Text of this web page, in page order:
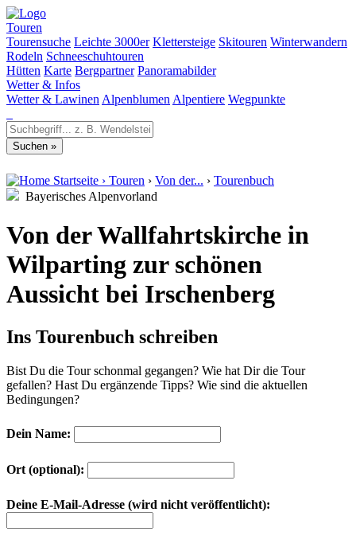
Touren
Tourensuche Leichte 3000er Klettersteige Skitouren Winterwandern
Rodeln Schneeschuhtouren
Hütten Karte Bergpartner Panoramabilder
Wetter & Infos
Wetter & Lawinen Alpenblumen Alpentiere Wegpunkte
Startseite › Touren › Von der... › Tourenbuch
Bayerisches Alpenvorland
Von der Wallfahrtskirche in
Wilparting zur schönen
Aussicht bei Irschenberg
Ins Tourenbuch schreiben
Bist Du die Tour schonmal gegangen? Wie hat Dir die Tour
gefallen? Hast Du ergänzende Tipps? Wie sind die aktuellen
Bedingungen?
Dein Name:
Ort (optional):
Deine E-Mail-Adresse (wird nicht veröffentlicht):